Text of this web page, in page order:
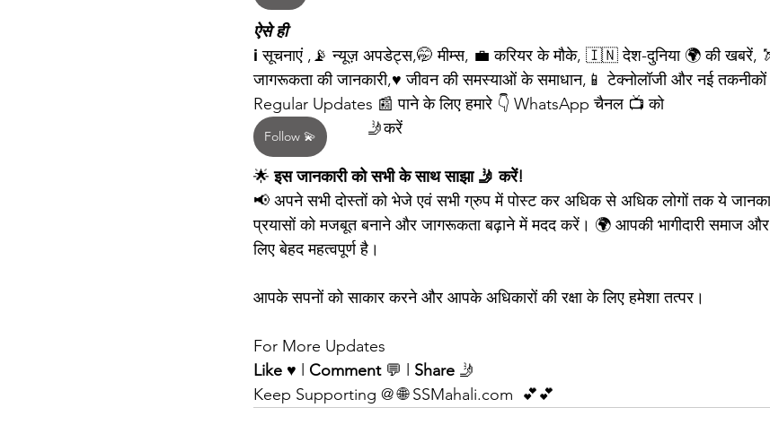
ऐसे ही
ℹ️ सूचनाएं ,📡 न्यूज़ अपडेट्स,🤭 मीम्स, 💼 करियर के मौके, 🇮🇳 देश-दुनिया 🌍 की खबरें, 🏹
जागरूकता की जानकारी,♥️ जीवन की समस्याओं के समाधान,📱 टेक्नोलॉजी और नई तकनीकों
Regular Updates 📰 पाने के लिए हमारे 👇 WhatsApp चैनल 📺 को
Follow 💫 🤳करें
🌟 इस जानकारी को सभी के साथ साझा 🤳 करें!
📢 अपने सभी दोस्तों को भेजे एवं सभी ग्रुप में पोस्ट कर अधिक से अधिक लोगों तक ये
प्रयासों को मजबूत बनाने और जागरूकता बढ़ाने में मदद करें। 🌍 आपकी भागीदारी समाज
लिए बेहद महत्वपूर्ण है।
आपके सपनों को साकार करने और आपके अधिकारों की रक्षा के लिए हमेशा तत्पर।
For More Updates
Like ♥️ l Comment 💬 l Share 🤳
Keep Supporting @ 🌐 SSMahali.com  💕💕